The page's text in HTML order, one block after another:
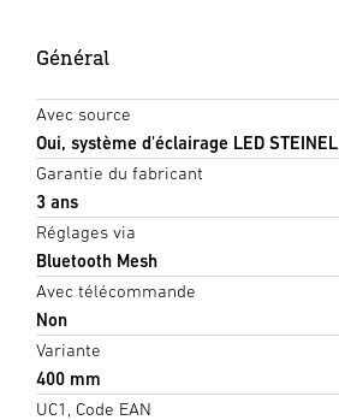
Général
Avec source
Oui, système d'éclairage LED STEINEL
Garantie du fabricant
3 ans
Réglages via
Bluetooth Mesh
Avec télécommande
Non
Variante
400 mm
UC1, Code EAN